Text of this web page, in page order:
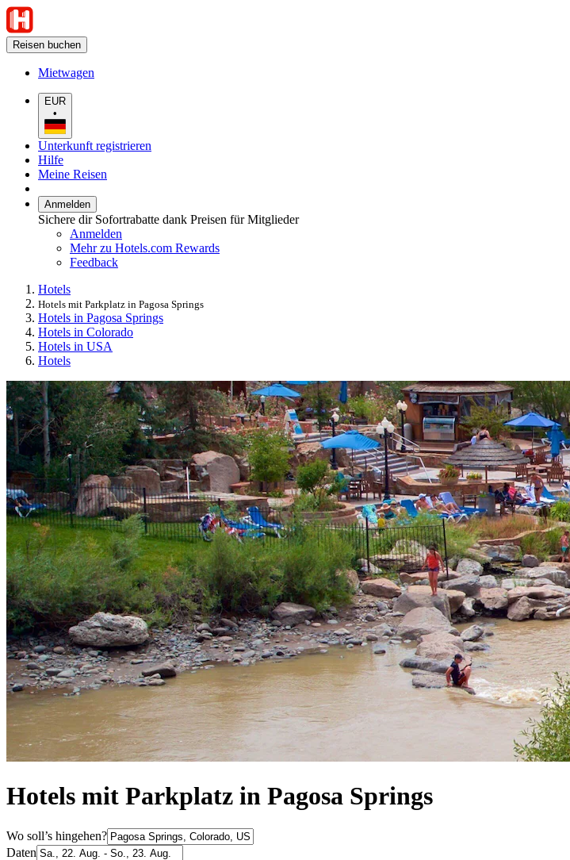
Reisen buchen
Mietwagen
EUR
•
Unterkunft registrieren
Hilfe
Meine Reisen
Anmelden
Sichere dir Sofortrabatte dank Preisen für Mitglieder
Anmelden
Mehr zu Hotels.com Rewards
Feedback
Hotels
Hotels mit Parkplatz in Pagosa Springs
Hotels in Pagosa Springs
Hotels in Colorado
Hotels in USA
Hotels
Hotels mit Parkplatz in Pagosa Springs
Wo soll’s hingehen?
Daten